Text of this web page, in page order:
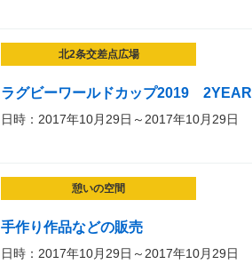
北2条交差点広場
ラグビーワールドカップ2019
日時：2017年10月29日～2017年10月29日
憩いの空間
手作り作品などの販売
日時：2017年10月29日～2017年10月29日